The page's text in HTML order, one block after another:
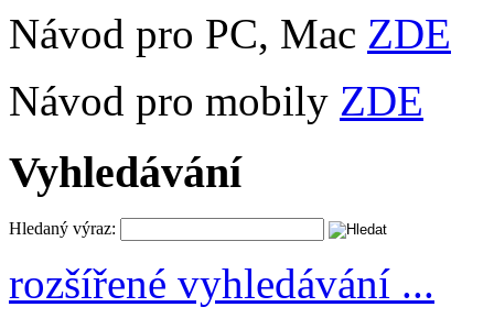
Návod pro PC, Mac ZDE
Návod pro mobily ZDE
Vyhledávání
Hledaný výraz:
rozšířené vyhledávání ...